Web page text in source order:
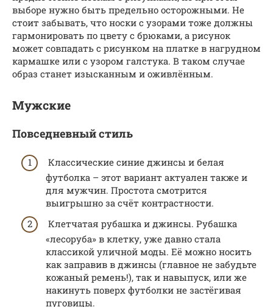
выборе нужно быть предельно осторожными. Не
стоит забывать, что носки с узорами тоже должны
гармонировать по цвету с брюками, а рисунок
может совпадать с рисунком на платке в нагрудном
кармашке или с узором галстука. В таком случае
образ станет изысканным и оживлённым.
Мужские
Повседневный стиль
Классические синие джинсы и белая
футболка – этот вариант актуален также и
для мужчин. Простота смотрится
выигрышно за счёт контрастности.
Клетчатая рубашка и джинсы. Рубашка
«лесоруба» в клетку, уже давно стала
классикой уличной моды. Её можно носить
как заправив в джинсы (главное не забудьте
кожаный ремень!), так и навыпуск, или же
накинуть поверх футболки не застёгивая
пуговицы.